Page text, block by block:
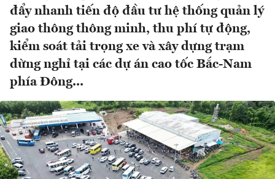
đẩy nhanh tiến độ đầu tư hệ thống quản lý
giao thông thông minh, thu phí tự động,
kiểm soát tải trọng xe và xây dựng trạm
dừng nghỉ tại các dự án cao tốc Bắc-Nam
phía Đông...